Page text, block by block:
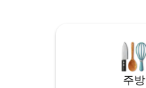
주방